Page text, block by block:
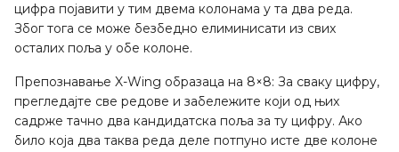
цифра појавити у тим двема колонама у та два реда.
Због тога се може безбедно елиминисати из свих
осталих поља у обе колоне.
Препознавање X-Wing образаца на 8×8: За сваку цифру,
прегледајте све редове и забележите који од њих
садрже тачно два кандидатска поља за ту цифру. Ако
било која два таква реда деле потпуно исте две колоне